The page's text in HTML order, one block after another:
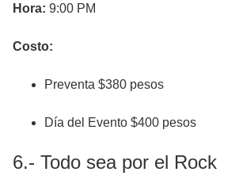
Hora: 9:00 PM
Costo:
Preventa $380 pesos
Día del Evento $400 pesos
6.- Todo sea por el Rock